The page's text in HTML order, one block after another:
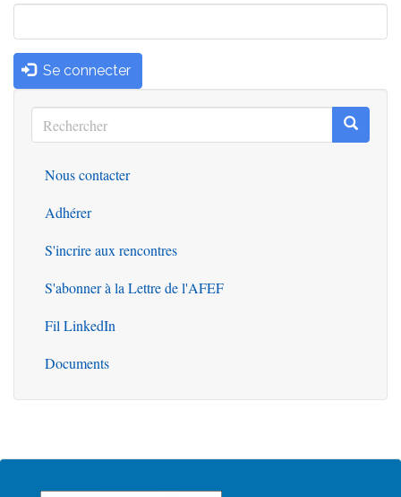
Se connecter
Rechercher
Rechercher
Outils
Nous contacter
Adhérer
S'incrire aux rencontres
S'abonner à la Lettre de l'AFEF
Fil LinkedIn
Documents